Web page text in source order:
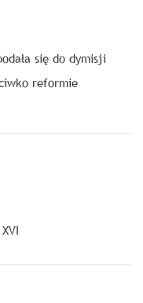
się do dymisji
reformie